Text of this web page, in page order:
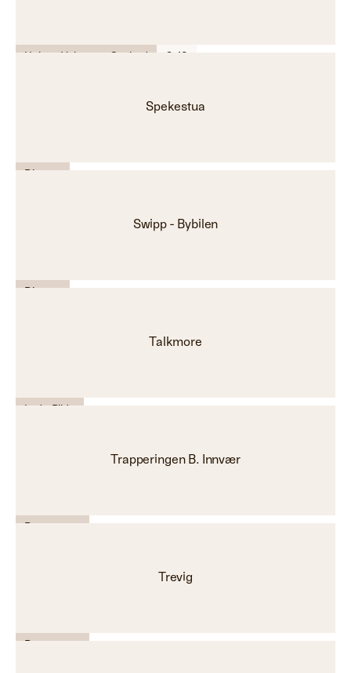
Spekestua
Swipp - Bybilen
Talkmore
Trapperingen B. Innvær
Trevig